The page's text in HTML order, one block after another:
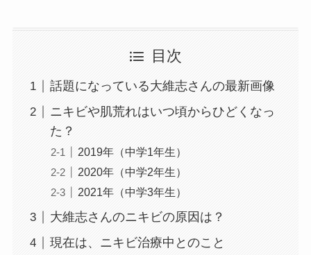
目次
話題になっている大維志さんの最新画像
ニキビや肌荒れはいつ頃からひどくなっ
た？
2019年（中学1年生）
2020年（中学2年生）
2021年（中学3年生）
大維志さんのニキビの原因は？
現在は、ニキビ治療中とのこと